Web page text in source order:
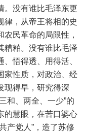
没有谁比毛泽东更
律，从帝王将相的史
民革命的局限性，
糟粕。没有谁比毛泽
悟得透、用得活、
家性质，对政治、经
现得早，研究得深
和、两全、一少”的
的慧眼，在苦口婆心
产党人”，造了苏修